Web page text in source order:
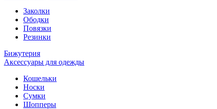
Заколки
Ободки
Повязки
Резинки
Бижутерия
Аксессуары для одежды
Кошельки
Носки
Сумки
Шопперы